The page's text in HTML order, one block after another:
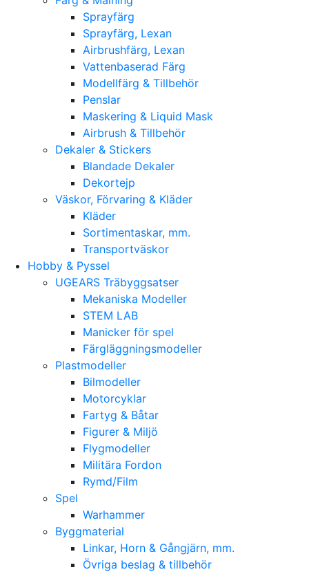
Sprayfärg
Sprayfärg, Lexan
Airbrushfärg, Lexan
Vattenbaserad Färg
Modellfärg & Tillbehör
Penslar
Maskering & Liquid Mask
Airbrush & Tillbehör
Dekaler & Stickers
Blandade Dekaler
Dekortejp
Väskor, Förvaring & Kläder
Kläder
Sortimentaskar, mm.
Transportväskor
Hobby & Pyssel
UGEARS Träbyggsatser
Mekaniska Modeller
STEM LAB
Manicker för spel
Färgläggningsmodeller
Plastmodeller
Bilmodeller
Motorcyklar
Fartyg & Båtar
Figurer & Miljö
Flygmodeller
Militära Fordon
Rymd/Film
Spel
Warhammer
Byggmaterial
Linkar, Horn & Gångjärn, mm.
Övriga beslag & tillbehör